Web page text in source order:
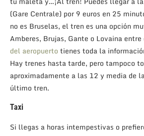
(Gare Centrale) por 9 euros en 25
no es Bruselas, el tren es una opción
Amberes, Brujas, Gante o Lovaina
del aeropuerto tienes toda la
Hay trenes hasta tarde, pero tampoco
aproximadamente a las 12 y media de
último tren.
Taxi
Si llegas a horas intempestivas o